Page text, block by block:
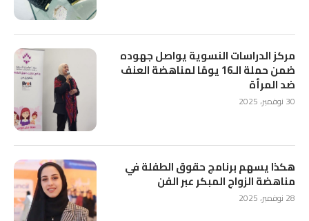
مركز الدراسات النسوية يواصل جهوده
ضمن حملة الـ16 يومًا لمناهضة العنف
ضد المرأة
30 نوفمبر، 2025
هكذا يسهم برنامج حقوق الطفلة في
مناهضة الزواج المبكر عبر الفن
28 نوفمبر، 2025